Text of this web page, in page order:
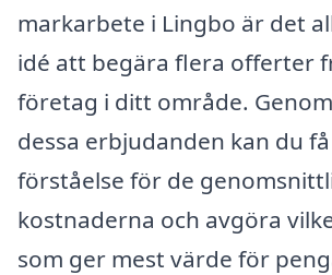
markarbete i Lingbo är det
idé att begära flera offerter
företag i ditt område.
dessa erbjudanden kan du
förståelse för de
kostnaderna och avgöra
som ger mest värde för